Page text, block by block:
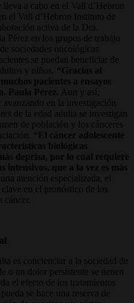
a cabo en el Vall d’Hebron
el Vall d’Hebron Instituto de
activa de la Dra.
Pérez en los grupos de trabajo
sociedades oncológicas
se puedan beneficiar de
y niños. “Gracias al
pacientes a ensayos
Paula Pérez. Aun y así,
en la investigación
de la edad adulta se investigan
de población y los cánceres
“El cáncer adolescente
biológicas
deprisa, por lo cual requiere
que a la vez es más
una atención especializada, el
en el pronóstico de los
es concienciar a la sociedad de
o un dolor persistente se tienen
el efecto de los tratamientos
se hace una reserva de